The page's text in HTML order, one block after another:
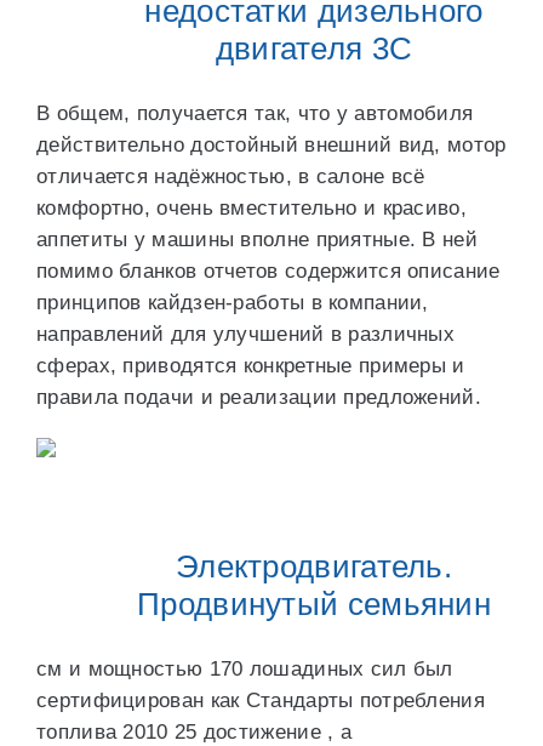
недостатки дизельного
двигателя 3С
В общем, получается так, что у автомобиля
действительно достойный внешний вид, мотор
отличается надёжностью, в салоне всё
комфортно, очень вместительно и красиво,
аппетиты у машины вполне приятные. В ней
помимо бланков отчетов содержится описание
принципов кайдзен-работы в компании,
направлений для улучшений в различных
сферах, приводятся конкретные примеры и
правила подачи и реализации предложений.
Электродвигатель.
Продвинутый семьянин
см и мощностью 170 лошадиных сил был
сертифицирован как Стандарты потребления
топлива 2010 25 достижение , а